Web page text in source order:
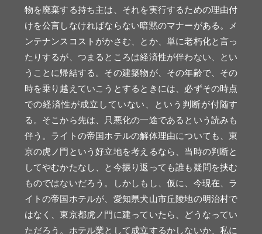
物を廃棄する持ち主は、それを実行するための理由付
けを公言しなければならない暗黙のマナーがある。メ
ンテナンスコストがかさむ、とか、単に老朽化と言っ
たりするが、つまるところは経済性が伴わない、とい
うことに帰結する。その建築物が、その年齢で、その
時を乗り越えていこうとするときには、必ずその時点
での経済性が成立していない、という判断が付随す
る。そこから先は、只悪化の一途であるという読みも
伴う。ライトの帝国ホテルの解体理由についても、東
京の虎ノ門という好立地を考えるなら、当時の判断と
してやむかたなし、と今振り返っても誰も疑問を挟む
ものではないだろう。しかしもし、仮に、今現在、ラ
イトの帝国ホテルが、愛知県犬山市丘陵地の明治村で
はなく、東京都虎ノ門に建っていたら、どうなってい
ただろう。ホテル業として成立するかしないか、私に